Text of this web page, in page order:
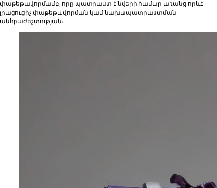
փաթեթավորմամբ, որը պատրաստ է նվերի համար առանց որևէ
լրացուցիչ փաթեթավորման կամ նախապատրաստման
անհրաժեշտության։